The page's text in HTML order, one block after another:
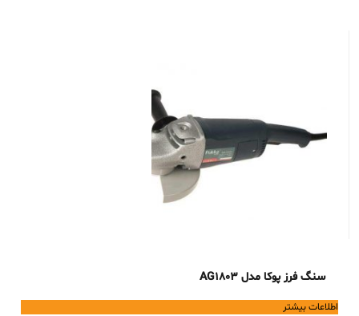
سنگ فرز پوکا مدل AG1803
اطلاعات بیشتر